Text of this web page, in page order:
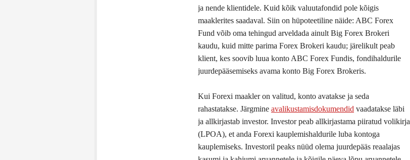
ja nende klientidele. Kuid kõik valuutafondid pole kõigis
maaklerites saadaval. Siin on hüpoteetiline näide: ABC Forex
Fund võib oma tehingud arveldada ainult Big Forex Brokeri
kaudu, kuid mitte parima Forex Brokeri kaudu; järelikult peab
klient, kes soovib luua konto ABC Forex Fundis, fondihaldurile
juurdepääsemiseks avama konto Big Forex Brokeris.
Kui Forexi maakler on valitud, konto avatakse ja seda
rahastatakse. Järgmine avalikustamisdokumendid vaadatakse läbi
ja allkirjastab investor. Investor peab allkirjastama piiratud volikirja
(LPOA), et anda Forexi kauplemishaldurile luba kontoga
kauplemiseks. Investoril peaks nüüd olema juurdepääs reaalajas